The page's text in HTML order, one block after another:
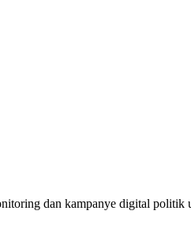
dan kampanye digital politik